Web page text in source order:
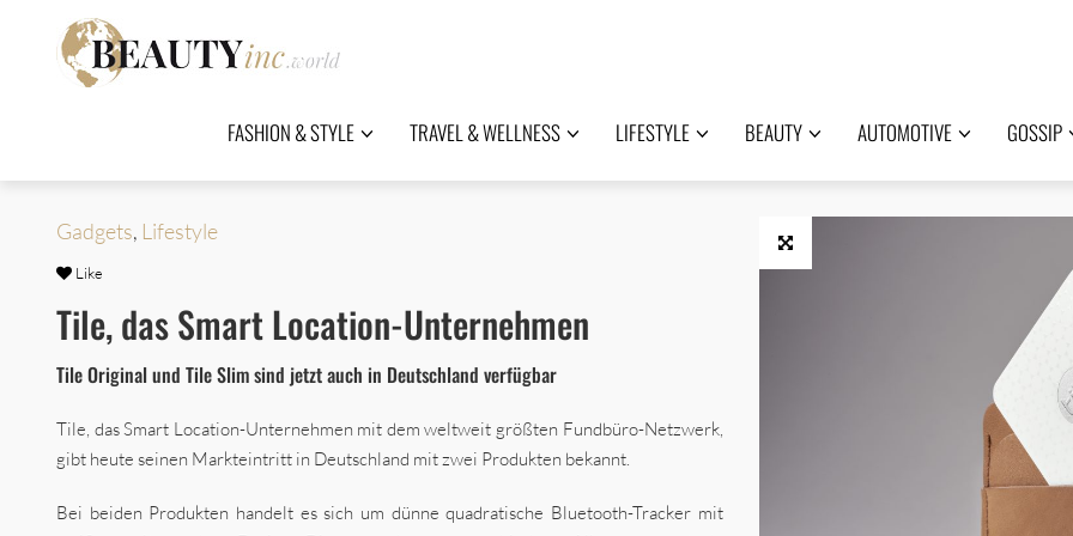
FASHION & STYLE TRAVEL & WELLNESS LIFESTYLE BEAUTY AUTOMOTIVE GOSSIP
Gadgets, Lifestyle
Like
Tile, das Smart Location-Unternehmen
Tile Original und Tile Slim sind jetzt auch in Deutschland verfügbar
Tile, das Smart Location-Unternehmen mit dem weltweit größten Fundbüro-Netzwerk,
gibt heute seinen Markteintritt in Deutschland mit zwei Produkten bekannt.
Bei beiden Produkten handelt es sich um dünne quadratische Bluetooth-Tracker mit